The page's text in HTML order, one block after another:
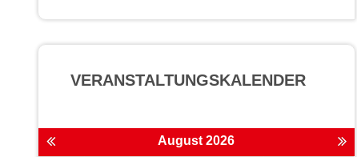
VERANSTALTUNGS­KALENDER
August 2026